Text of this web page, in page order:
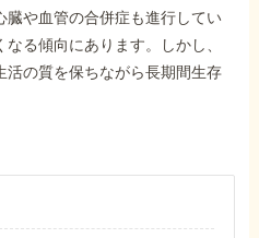
臓や血管の合併症も進行してい
る傾向にあります。しかし、
活の質を保ちながら長期間生存